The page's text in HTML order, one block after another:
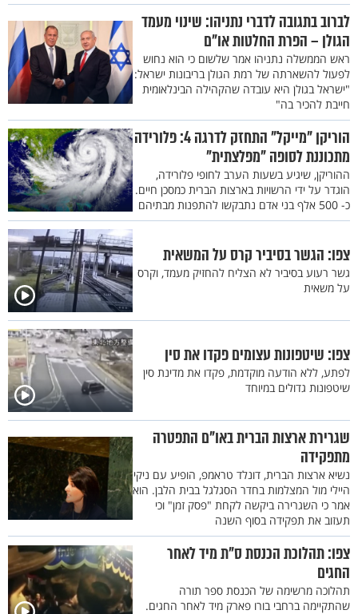
לברוב בתגובה לדברי נתניהו: שינוי מעמד
הגולן – הפרת החלטות או"ם
ראש הממשלה נתניהו אמר שלשום כי הוא נחוש
לפעול להשארתה של רמת הגולן בריבונות ישראל:
"ישראל בגולן היא עובדה שהקהילה הבינלאומית
חייבת להכיר בה"
הוריקן "מייקל" התחזק לדרגה 4: פלורידה
מתכוננת לסופה "מפלצתית"
ההוריקן, שיגיע בשעות הערב לחופי פלורידה,
הוגדר על ידי הרשויות בארצות הברית כמסכן חיים.
כ- 500 אלף בני אדם נתבקשו להתפנות מבתיהם
צפו: הגשר בסיביר קרס על המשאית
גשר רעוע בסיביר לא הצליח להחזיק מעמד, וקרס
על משאית
צפו: שיטפונות עצומים פקדו את סין
לפתע, ללא הודעה מוקדמת, פקדו את מדינת סין
שיטפונות גדולים במיוחד
שגרירת ארצות הברית באו"ם התפטרה
מתפקידה
נשיא ארצות הברית, דונלד טראמפ, הופיע עם ניקי
היילי מול המצלמות בחדר הסגלגל בבית הלבן. הוא
אמר כי השגרירה ביקשה לקחת "פסק זמן" וכי
תעזוב את תפקידה בסוף השנה
צפו: תהלוכת הכנסת ס"ת מיד לאחר
החגים
תהלוכה מרשימה של הכנסת ספר תורה
שהתקיימה ברחבי בורו פארק מיד לאחר החגים.